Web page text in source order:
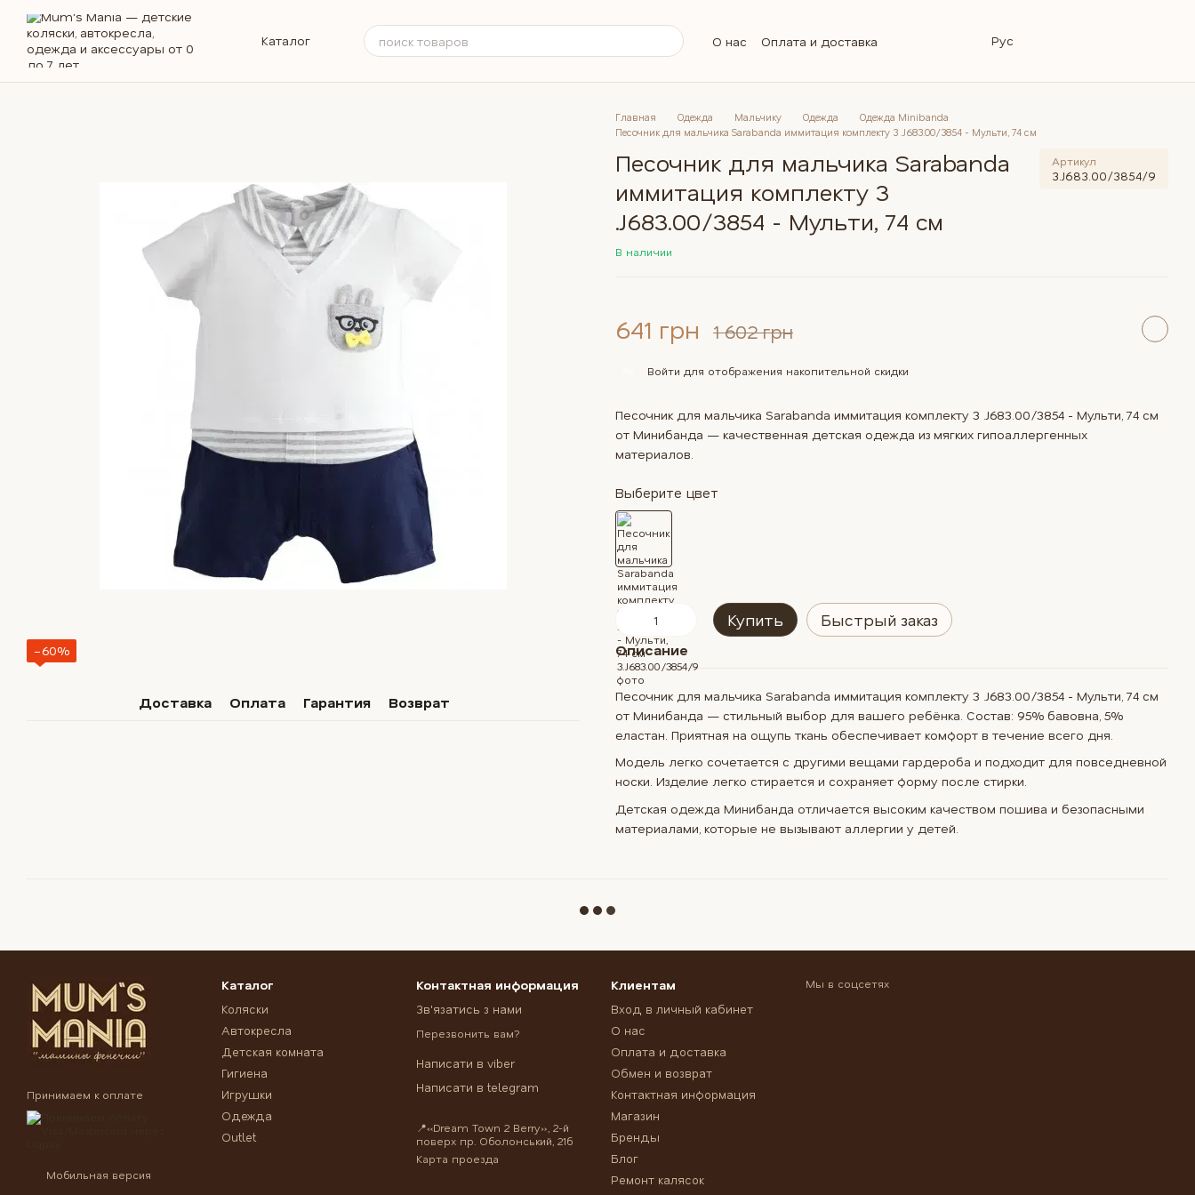
Перейти к основному контенту
Каталог
О нас
Оплата и доставка
Контактная информация
Магазин
Вопросы и ответы
Рус
−60%
Доставка Оплата Гарантия Возврат
Главная Одежда Мальчику Одежда
Одежда Minibanda
Песочник для мальчика Sarabanda иммитация комплекту 3 .J683.00/3854 - Мульти, 74 см
Песочник для мальчика Sarabanda
иммитация комплекту 3
.J683.00/3854 - Мульти, 74 см
Артикул
3.J683.00/3854/9
В наличии
641 грн 1 602 грн
Войти для отображения накопительной скидки
Песочник для мальчика Sarabanda иммитация комплекту 3 .J683.00/3854 - Мульти, 74 см
от Минибанда — качественная детская одежда из мягких гипоаллергенных
материалов.
Выберите цвет
Купить Быстрый заказ
Описание
Песочник для мальчика Sarabanda иммитация комплекту 3 .J683.00/3854 - Мульти, 74 см
от Минибанда — стильный выбор для вашего ребёнка. Состав: 95% бавовна, 5%
еластан. Приятная на ощупь ткань обеспечивает комфорт в течение всего дня.
Модель легко сочетается с другими вещами гардероба и подходит для повседневной
носки. Изделие легко стирается и сохраняет форму после стирки.
Детская одежда Минибанда отличается высоким качеством пошива и безопасными
материалами, которые не вызывают аллергии у детей.
Принимаем к оплате
Мобильная версия
Каталог
Коляски
Автокресла
Детская комната
Гигиена
Игрушки
Одежда
Outlet
Контактная информация
Зв'язатись з нами
Перезвонить вам?
Написати в viber
Написати в telegram
📍«Dream Town 2 Berry», 2-й
поверх пр. Оболонський, 21б
Карта проезда
Клиентам
Вход в личный кабинет
О нас
Оплата и доставка
Обмен и возврат
Контактная информация
Магазин
Бренды
Блог
Ремонт калясок
Мы в соцсетях